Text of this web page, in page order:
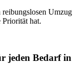
Umzug
Priorität hat.
jeden Bedarf in